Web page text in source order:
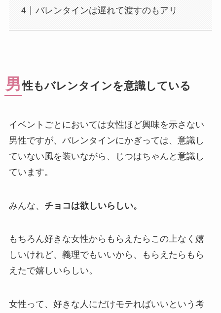
バレンタインは遅れて渡すのもアリ
男 性もバレンタインを意識している
イベントごとにおいては女性ほど興味を示さない
男性ですが、バレンタインにかぎっては、意識し
ていない風を装いながら、じつはちゃんと意識し
ています。
みんな、 チョコは欲しいらしい。
もちろん好きな女性からもらえたらこの上なく嬉
しいけれど、義理でもいいから、もらえたらもら
えたで嬉しいらしい。
女性って、好きな人にだけモテればいいという考